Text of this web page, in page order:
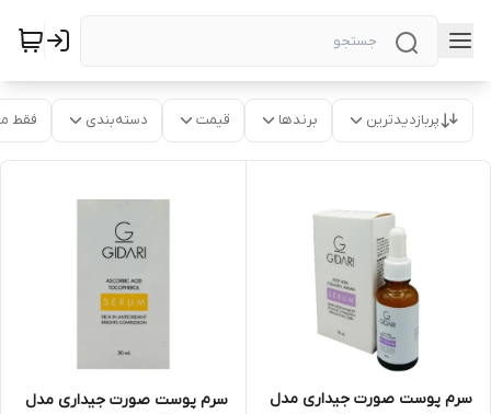
پربازدیدترین برندها قیمت دسته‌بندی فقط
سرم پوست صورت جیداری مدل
سرم پوست صورت جیداری مدل